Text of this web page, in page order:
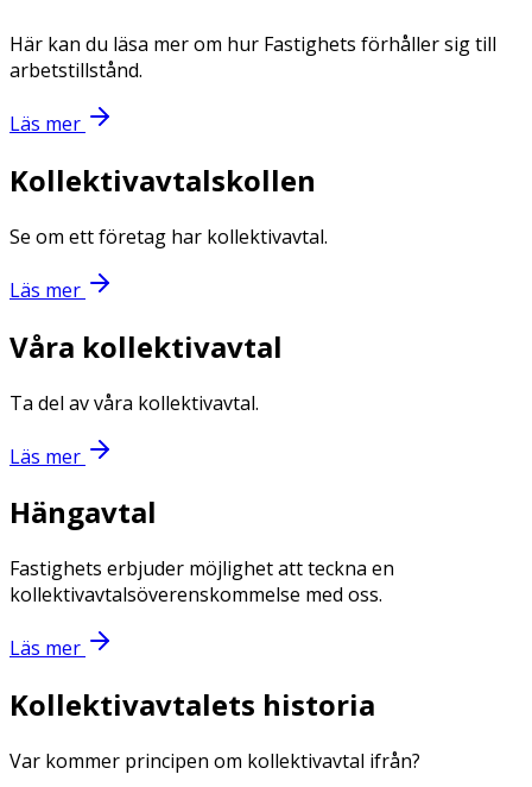
Här kan du läsa mer om hur Fastighets förhåller sig till
arbetstillstånd.
Läs mer
Kollektivavtalskollen
Se om ett företag har kollektivavtal.
Läs mer
Våra kollektivavtal
Ta del av våra kollektivavtal.
Läs mer
Hängavtal
Fastighets erbjuder möjlighet att teckna en
kollektivavtalsöverenskommelse med oss.
Läs mer
Kollektivavtalets historia
Var kommer principen om kollektivavtal ifrån?